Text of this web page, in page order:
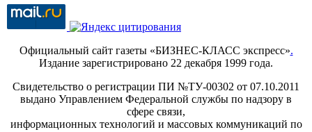
Официальный сайт газеты «БИЗНЕС-КЛАСС экспресс».
Издание зарегистрировано 22 декабря 1999 года.
Свидетельство о регистрации ПИ №ТУ-00302 от 07.10.2011
выдано Управлением Федеральной службы по надзору в
сфере связи,
информационных технологий и массовых коммуникаций по